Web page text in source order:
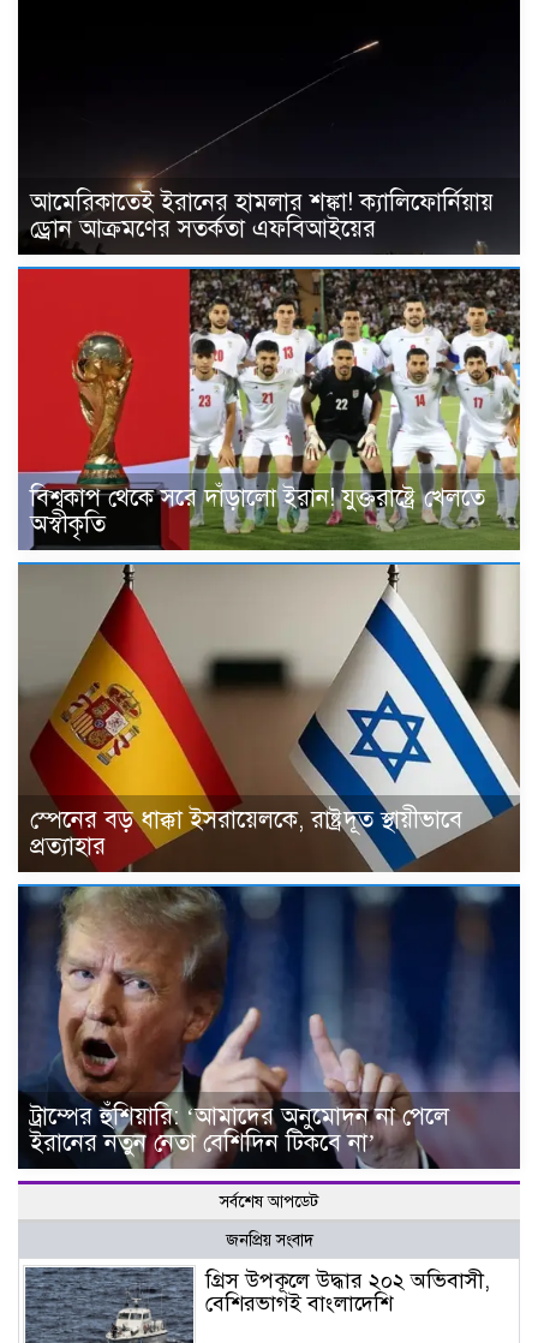
আমেরিকাতেই ইরানের হামলার শঙ্কা! ক্যালিফোর্নিয়ায়
ড্রোন আক্রমণের সতর্কতা এফবিআইয়ের
বিশ্বকাপ থেকে সরে দাঁড়ালো ইরান! যুক্তরাষ্ট্রে খেলতে
অস্বীকৃতি
স্পেনের বড় ধাক্কা ইসরায়েলকে, রাষ্ট্রদূত স্থায়ীভাবে
প্রত্যাহার
ট্রাম্পের হুঁশিয়ারি: ‘আমাদের অনুমোদন না পেলে
ইরানের নতুন নেতা বেশিদিন টিকবে না’
সর্বশেষ আপডেট
জনপ্রিয় সংবাদ
গ্রিস উপকূলে উদ্ধার ২০২ অভিবাসী,
বেশিরভাগই বাংলাদেশি